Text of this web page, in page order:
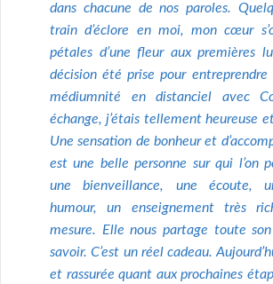
dans chacune de nos paroles.
train d’éclore en moi, mon cœur
pétales d’une fleur aux premières
décision été prise pour
médiumnité en distanciel avec
échange, j’étais tellement heureuse
Une sensation de bonheur et
est une belle personne sur qui l’on
une bienveillance, une écoute,
humour, un enseignement très
mesure. Elle nous partage toute
savoir. C’est un réel cadeau.
et rassurée quant aux prochaines